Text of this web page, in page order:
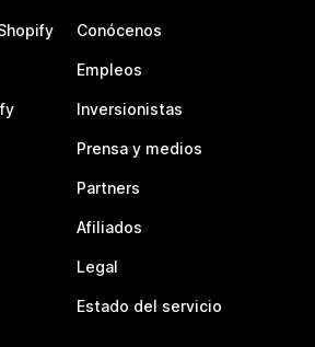
Conócenos
Empleos
Inversionistas
Prensa y medios
Partners
Afiliados
Legal
Estado del servicio